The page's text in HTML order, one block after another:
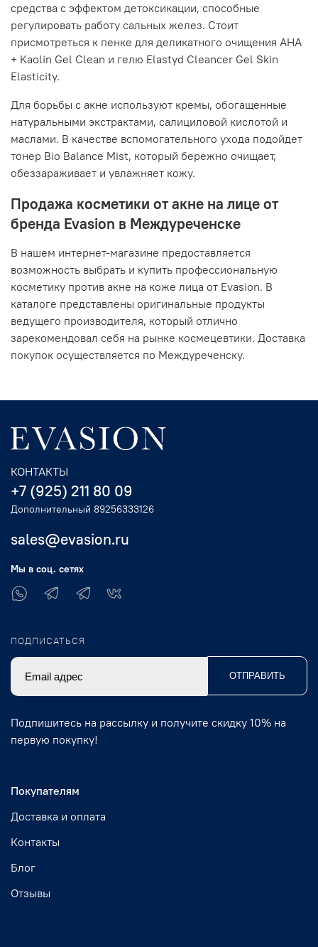
средства с эффектом детоксикации, способные
регулировать работу сальных желез. Стоит
присмотреться к пенке для деликатного очищения AHA
+ Kaolin Gel Clean и гелю Elastyd Cleancer Gel Skin
Elasticity.
Для борьбы с акне используют кремы, обогащенные
натуральными экстрактами, салициловой кислотой и
маслами. В качестве вспомогательного ухода подойдет
тонер Bio Balance Mist, который бережно очищает,
обеззараживает и увлажняет кожу.
Продажа косметики от акне на лице от
бренда Evasion в Междуреченске
В нашем интернет-магазине предоставляется
возможность выбрать и купить профессиональную
косметику против акне на коже лица от Evasion. В
каталоге представлены оригинальные продукты
ведущего производителя, который отлично
зарекомендовал себя на рынке космецевтики. Доставка
покупок осуществляется по Междуреченску.
Покупателям
Доставка и оплата
Контакты
Блог
Отзывы
КОНТАКТЫ
+7 (925) 211 80 09
Дополнительный 89256333126
sales@evasion.ru
Мы в соц. сетях
ПОДПИСАТЬСЯ
ОТПРАВИТЬ
Подпишитесь на рассылку и получите скидку 10% на
первую покупку!